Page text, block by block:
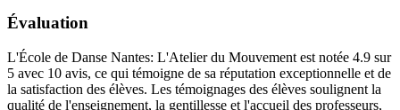
Évaluation
L'École de Danse Nantes: L'Atelier du Mouvement est notée 4.9 sur
5 avec 10 avis, ce qui témoigne de sa réputation exceptionnelle et de
la satisfaction des élèves. Les témoignages des élèves soulignent la
qualité de l'enseignement, la gentillesse et l'accueil des professeurs,